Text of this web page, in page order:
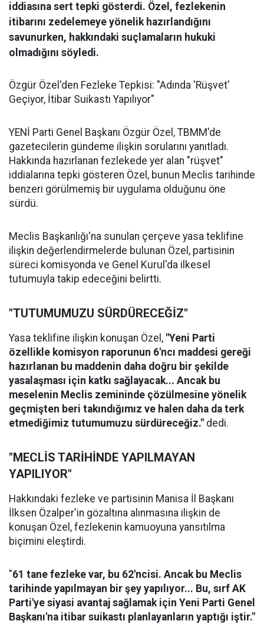
iddiasına sert tepki gösterdi. Özel, fezlekenin
itibarını zedelemeye yönelik hazırlandığını
savunurken, hakkındaki suçlamaların hukuki
olmadığını söyledi.
Özgür Özel'den Fezleke Tepkisi: "Adında 'Rüşvet'
Geçiyor, İtibar Suikastı Yapılıyor"
YENİ Parti Genel Başkanı Özgür Özel, TBMM'de
gazetecilerin gündeme ilişkin sorularını yanıtladı.
Hakkında hazırlanan fezlekede yer alan "rüşvet"
iddialarına tepki gösteren Özel, bunun Meclis tarihinde
benzeri görülmemiş bir uygulama olduğunu öne
sürdü.
Meclis Başkanlığı'na sunulan çerçeve yasa teklifine
ilişkin değerlendirmelerde bulunan Özel, partisinin
süreci komisyonda ve Genel Kurul'da ilkesel
tutumuyla takip edeceğini belirtti.
"TUTUMUMUZU SÜRDÜRECEĞİZ"
Yasa teklifine ilişkin konuşan Özel, "Yeni Parti
özellikle komisyon raporunun 6'ncı maddesi gereği
hazırlanan bu maddenin daha doğru bir şekilde
yasalaşması için katkı sağlayacak... Ancak bu
meselenin Meclis zemininde çözülmesine yönelik
geçmişten beri takındığımız ve halen daha da terk
etmediğimiz tutumumuzu sürdüreceğiz." dedi.
"MECLİS TARİHİNDE YAPILMAYAN
YAPILIYOR"
Hakkındaki fezleke ve partisinin Manisa İl Başkanı
İlksen Özalper'in gözaltına alınmasına ilişkin de
konuşan Özel, fezlekenin kamuoyuna yansıtılma
biçimini eleştirdi.
"61 tane fezleke var, bu 62'ncisi. Ancak bu Meclis
tarihinde yapılmayan bir şey yapılıyor... Bu, sırf AK
Parti'ye siyasi avantaj sağlamak için Yeni Parti Genel
Başkanı'na itibar suikastı planlayanların yaptığı iştir."